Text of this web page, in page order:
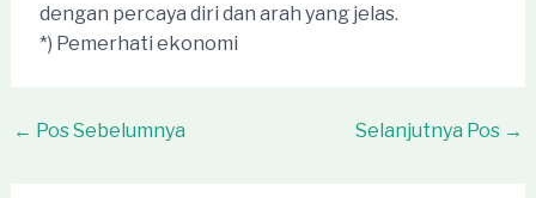
dengan percaya diri dan arah yang jelas.
*) Pemerhati ekonomi
Post
← Pos Sebelumnya Selanjutnya Pos →